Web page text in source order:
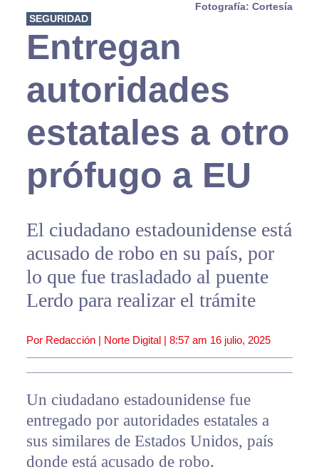
Fotografía: Cortesía
SEGURIDAD
Entregan
autoridades
estatales a otro
prófugo a EU
El ciudadano estadounidense está
acusado de robo en su país, por
lo que fue trasladado al puente
Lerdo para realizar el trámite
Por Redacción | Norte Digital | 8:57 am 16 julio, 2025
Un ciudadano estadounidense fue
entregado por autoridades estatales a
sus similares de Estados Unidos, país
donde está acusado de robo.